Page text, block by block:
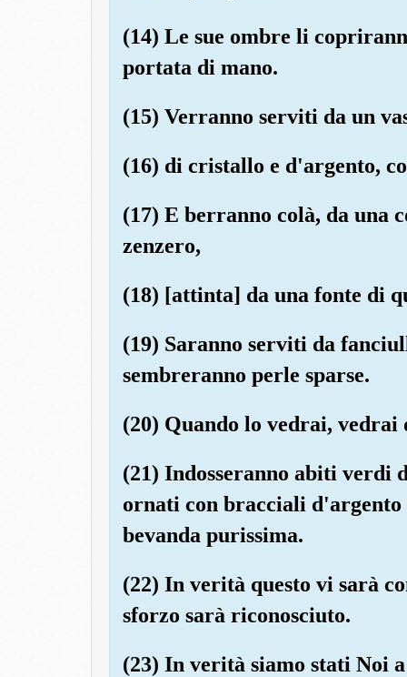
(14) Le sue ombre li
portata di mano.
(15) Verranno serviti da un
(16) di cristallo e d'argento,
(17) E berranno colà, da una
zenzero,
(18) [attinta] da una fonte di
(19) Saranno serviti da
sembreranno perle sparse.
(20) Quando lo vedrai, vedrai
(21) Indosseranno abiti verdi
ornati con bracciali
bevanda purissima.
(22) In verità questo vi sarà
sforzo sarà riconosciuto.
(23) In verità siamo stati Noi